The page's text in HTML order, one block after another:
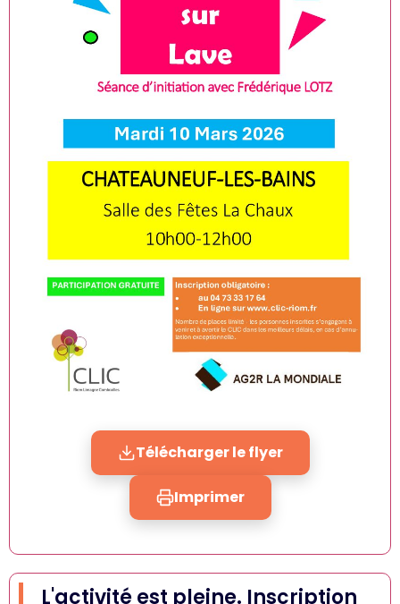
Télécharger le flyer
Imprimer
L'activité est pleine. Inscription